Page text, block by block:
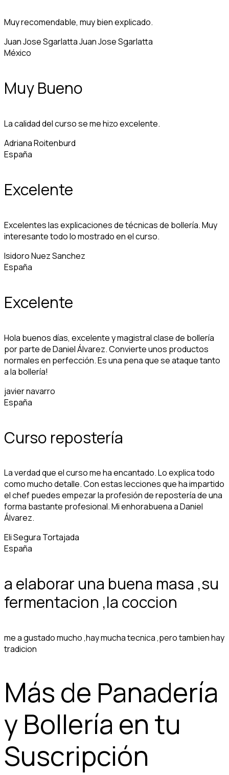
Muy recomendable, muy bien explicado.
Juan Jose Sgarlatta Juan Jose Sgarlatta
México
Muy Bueno
La calidad del curso se me hizo excelente.
Adriana Roitenburd
España
Excelente
Excelentes las explicaciones de técnicas de bollería. Muy
interesante todo lo mostrado en el curso.
Isidoro Nuez Sanchez
España
Excelente
Hola buenos días, excelente y magistral clase de bollería
por parte de Daniel Álvarez. Convierte unos productos
normales en perfección. Es una pena que se ataque tanto
a la bollería!
javier navarro
España
Curso repostería
La verdad que el curso me ha encantado. Lo explica todo
como mucho detalle. Con estas lecciones que ha impartido
el chef puedes empezar la profesión de repostería de una
forma bastante profesional. Mi enhorabuena a Daniel
Álvarez.
Eli Segura Tortajada
España
a elaborar una buena masa ,su
fermentacion ,la coccion
me a gustado mucho ,hay mucha tecnica ,pero tambien hay
tradicion
Más de Panadería
y Bollería en tu
Suscripción